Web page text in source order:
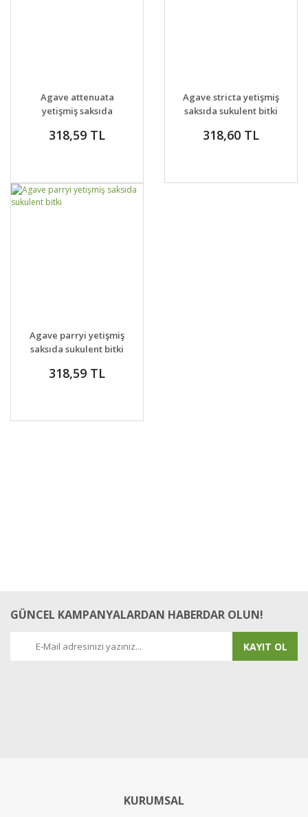
DETAYLAR
VER
Agave attenuata
yetişmiş saksıda
318,59 TL
DETAYLAR
VER
Agave stricta yetişmiş
saksıda sukulent bitki
318,60 TL
DETAYLAR
VER
Agave parryi yetişmiş
saksıda sukulent bitki
318,59 TL
GÜNCEL KAMPANYALARDAN HABERDAR OLUN!
KAYIT OL
KURUMSAL